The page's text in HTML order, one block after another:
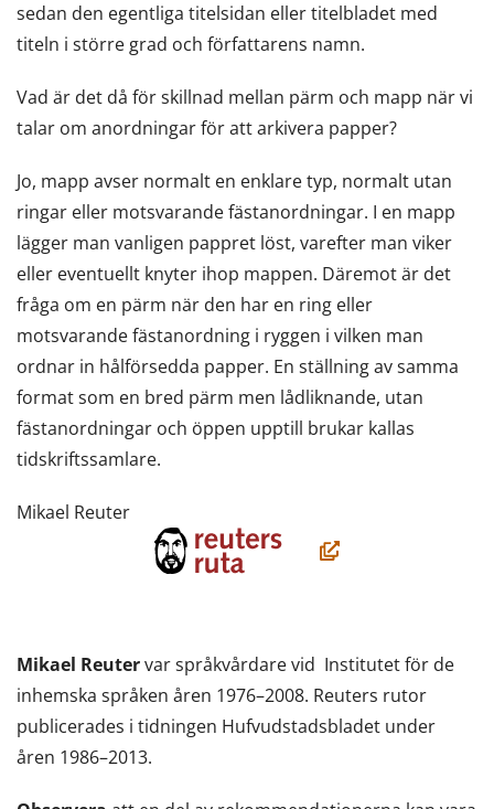
sedan den egentliga titelsidan eller titelbladet med
titeln i större grad och författarens namn.
Vad är det då för skillnad mellan pärm och mapp när vi
talar om anordningar för att arkivera papper?
Jo, mapp avser normalt en enklare typ, normalt utan
ringar eller motsvarande fästanordningar. I en mapp
lägger man vanligen pappret löst, varefter man viker
eller eventuellt knyter ihop mappen. Däremot är det
fråga om en pärm när den har en ring eller
motsvarande fästanordning i ryggen i vilken man
ordnar in hålförsedda papper. En ställning av samma
format som en bred pärm men lådliknande, utan
fästanordningar och öppen upptill brukar kallas
tidskriftssamlare.
Mikael Reuter
(öppnas
fönster,
du
flyttar
Mikael Reutervar språkvårdare vid Institutet för de
inhemska språken åren 1976–2008. Reuters rutor
publicerades i tidningen Hufvudstadsbladet under
åren 1986–2013.